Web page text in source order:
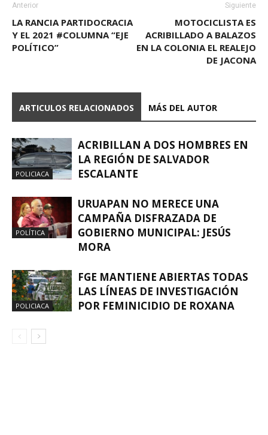
Anterior
LA RANCIA PARTIDOCRACIA
Y EL 2021 #COLUMNA “EJE
POLÍTICO”
Siguiente
MOTOCICLISTA ES
ACRIBILLADO A BALAZOS
EN LA COLONIA EL REALEJO
DE JACONA
ARTICULOS RELACIONADOS MÁS DEL AUTOR
POLICIACA
ACRIBILLAN A DOS HOMBRES EN
LA REGIÓN DE SALVADOR
ESCALANTE
POLÍTICA
URUAPAN NO MERECE UNA
CAMPAÑA DISFRAZADA DE
GOBIERNO MUNICIPAL: JESÚS
MORA
POLICIACA
FGE MANTIENE ABIERTAS TODAS
LAS LÍNEAS DE INVESTIGACIÓN
POR FEMINICIDIO DE ROXANA